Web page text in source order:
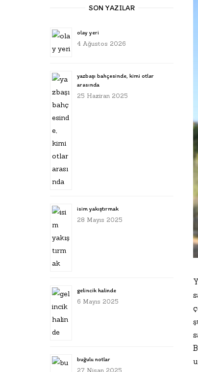
SON YAZILAR
olay yeri
4 Ağustos 2026
yazbaşı bahçesinde, kimi otlar
arasında
25 Haziran 2025
isim yakıştırmak
28 Mayıs 2025
gelincik halinde
6 Mayıs 2025
buğulu notlar
27 Nisan 2025